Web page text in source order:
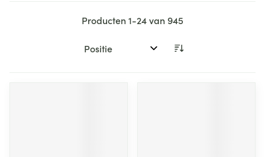
Producten1-24van945
Sorteer op: